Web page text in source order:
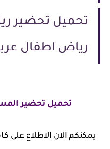
رياض اطفال
تحميل تحضير
يمكنكم الان الاطلاع على